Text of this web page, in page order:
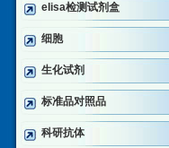
elisa检测试剂盒
细胞
生化试剂
标准品对照品
科研抗体